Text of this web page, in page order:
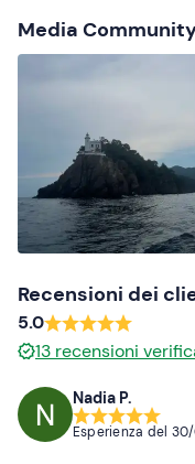
A bordo è ammesso
taglia.
Abbigliamento
Costume da bagno
Non dimenticare di
Telo mare
Crema solare
Cappellino
Occhiali da sole
Media
Recensioni dei
5.0
13 recensioni
Nadia P.
Esperienza del